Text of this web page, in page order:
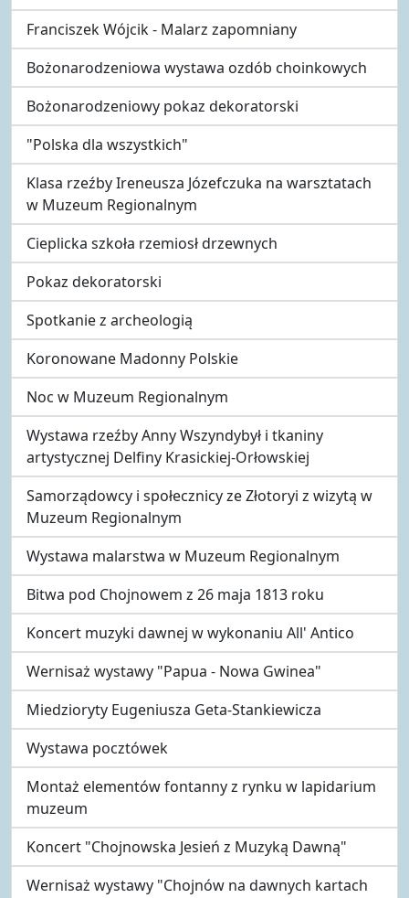
Franciszek Wójcik - Malarz zapomniany
Bożonarodzeniowa wystawa ozdób choinkowych
Bożonarodzeniowy pokaz dekoratorski
"Polska dla wszystkich"
Klasa rzeźby Ireneusza Józefczuka na warsztatach
w Muzeum Regionalnym
Cieplicka szkoła rzemiosł drzewnych
Pokaz dekoratorski
Spotkanie z archeologią
Koronowane Madonny Polskie
Noc w Muzeum Regionalnym
Wystawa rzeźby Anny Wszyndybył i tkaniny
artystycznej Delfiny Krasickiej-Orłowskiej
Samorządowcy i społecznicy ze Złotoryi z wizytą w
Muzeum Regionalnym
Wystawa malarstwa w Muzeum Regionalnym
Bitwa pod Chojnowem z 26 maja 1813 roku
Koncert muzyki dawnej w wykonaniu All' Antico
Wernisaż wystawy "Papua - Nowa Gwinea"
Miedzioryty Eugeniusza Geta-Stankiewicza
Wystawa pocztówek
Montaż elementów fontanny z rynku w lapidarium
muzeum
Koncert "Chojnowska Jesień z Muzyką Dawną"
Wernisaż wystawy "Chojnów na dawnych kartach